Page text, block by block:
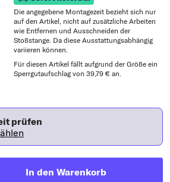
Die angegebene Montagezeit bezieht sich nur
auf den Artikel, nicht auf zusätzliche Arbeiten
wie Entfernen und Ausschneiden der
Stoßstange. Da diese Ausstattungsabhängig
variieren können.
Für diesen Artikel fällt aufgrund der Größe ein
Sperrgutaufschlag von 39,79 € an.
prüfen
In den Warenkorb